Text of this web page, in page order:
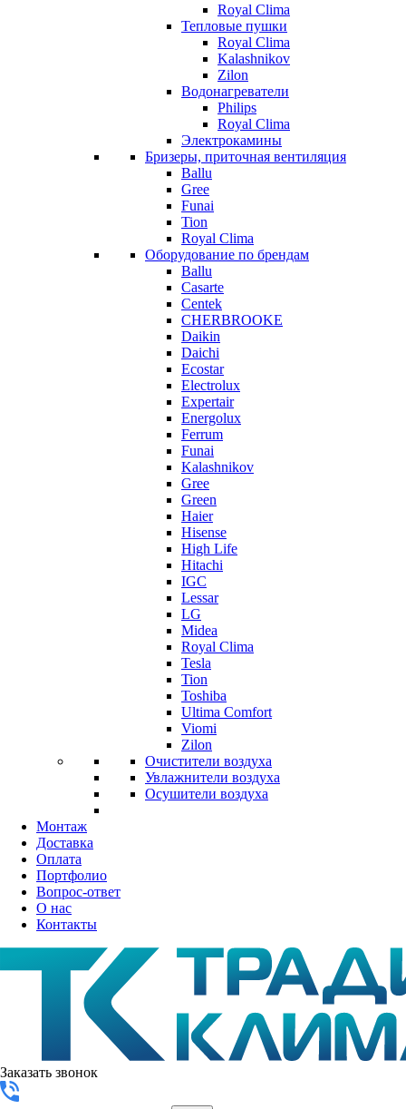
Royal Clima
Тепловые пушки
Royal Clima
Kalashnikov
Zilon
Водонагреватели
Philips
Royal Clima
Электрокамины
Бризеры, приточная вентиляция
Ballu
Gree
Funai
Tion
Royal Clima
Оборудование по брендам
Ballu
Casarte
Centek
CHERBROOKE
Daikin
Daichi
Ecostar
Electrolux
Expertair
Energolux
Ferrum
Funai
Kalashnikov
Gree
Grеen
Haier
Hisense
High Life
Hitachi
IGC
Lessar
LG
Midea
Royal Clima
Tesla
Tion
Toshiba
Ultima Comfort
Viomi
Zilon
Очистители воздуха
Увлажнители воздуха
Осушители воздуха
Монтаж
Доставка
Оплата
Портфолио
Вопрос-ответ
О нас
Контакты
Заказать звонок